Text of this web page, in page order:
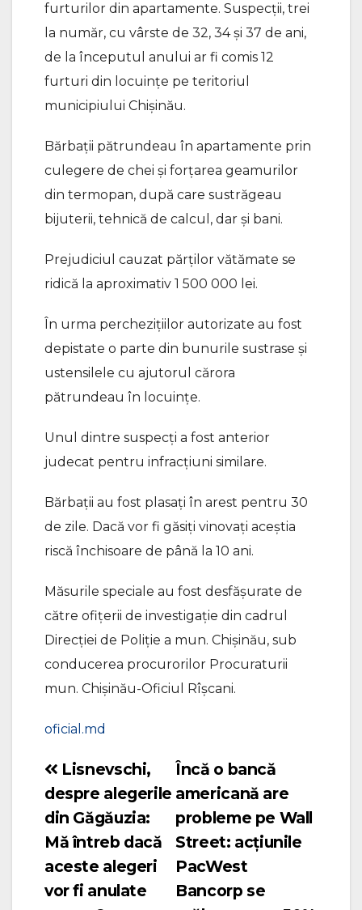
furturilor din apartamente. Suspecții, trei
la număr, cu vârste de 32, 34 și 37 de ani,
de la începutul anului ar fi comis 12
furturi din locuințe pe teritoriul
municipiului Chișinău.
Bărbații pătrundeau în apartamente prin
culegere de chei și forțarea geamurilor
din termopan, după care sustrăgeau
bijuterii, tehnică de calcul, dar și bani.
Prejudiciul cauzat părților vătămate se
ridică la aproximativ 1 500 000 lei.
În urma perchezițiilor autorizate au fost
depistate o parte din bunurile sustrase și
ustensilele cu ajutorul cărora
pătrundeau în locuințe.
Unul dintre suspecți a fost anterior
judecat pentru infracțiuni similare.
Bărbații au fost plasați în arest pentru 30
de zile. Dacă vor fi găsiți vinovați aceștia
riscă închisoare de până la 10 ani.
Măsurile speciale au fost desfășurate de
către ofițerii de investigație din cadrul
Direcției de Poliție a mun. Chișinău, sub
conducerea procurorilor Procuraturii
mun. Chișinău-Oficiul Rîșcani.
oficial.md
Navigare
în
articole
Încă o bancă
americană are
probleme pe Wall
Street: acţiunile
PacWest
Bancorp se
Lisnevschi,
despre alegerile
din Găgăuzia:
Mă întreb dacă
aceste alegeri
vor fi anulate